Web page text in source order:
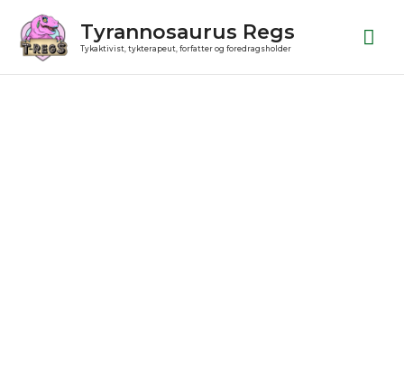
indholdet
Tyrannosaurus Regs
Tykaktivist, tykterapeut, forfatter og foredragsholder